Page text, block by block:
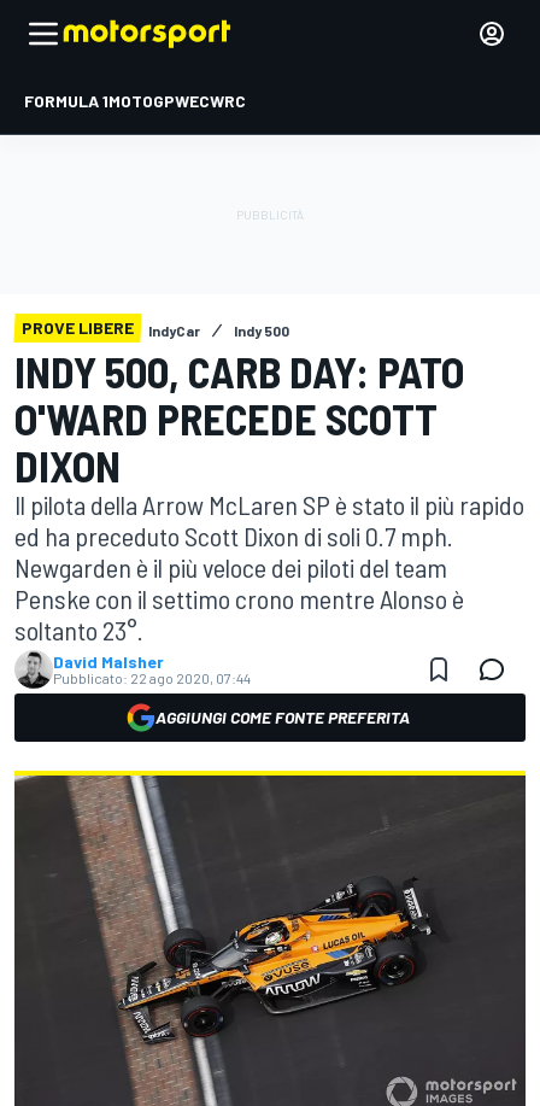
FORMULA 1MOTOGPWECWRC
PROVE LIBERE IndyCar Indy 500
INDY 500, CARB DAY: PATO
O'WARD PRECEDE SCOTT
DIXON
Il pilota della Arrow McLaren SP è stato il più rapido
ed ha preceduto Scott Dixon di soli 0.7 mph.
Newgarden è il più veloce dei piloti del team
Penske con il settimo crono mentre Alonso è
soltanto 23°.
David Malsher
Pubblicato: 22 ago 2020, 07:44
AGGIUNGI COME FONTE PREFERITA